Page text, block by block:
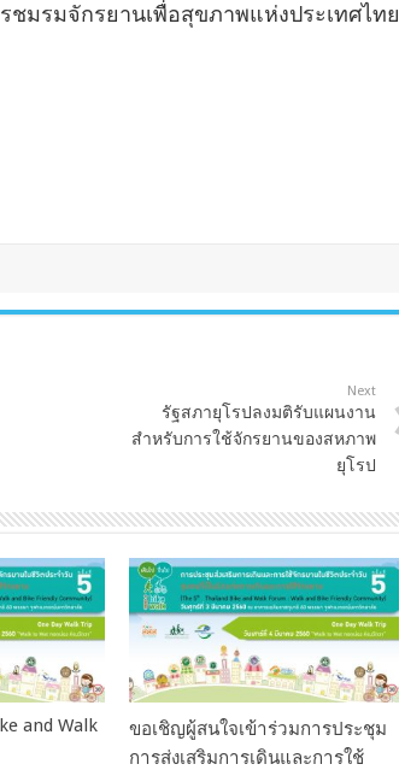
ชมรมจักรยานเพื่อสุขภาพแห่งประเทศไทย
Next
รัฐสภายุโรปลงมติรับแผนงาน
สำหรับการใช้จักรยานของสหภาพ
ยุโรป
and Walk
ขอเชิญผู้สนใจเข้าร่วมการประชุม
การส่งเสริมการเดินและการใช้